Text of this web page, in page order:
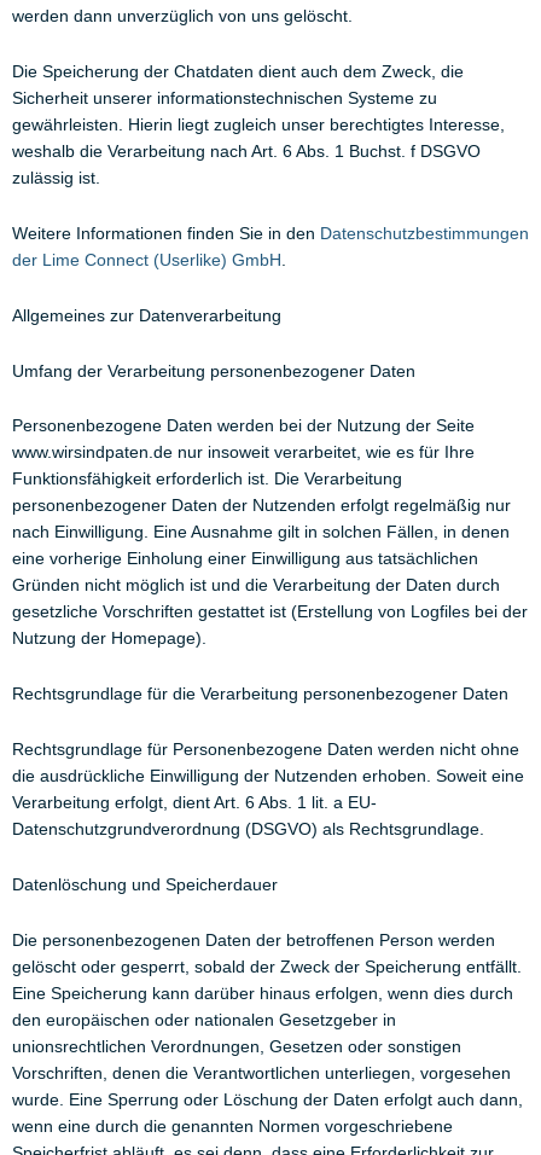
werden dann unverzüglich von uns gelöscht.
Die Speicherung der Chatdaten dient auch dem Zweck, die
Sicherheit unserer informationstechnischen Systeme zu
gewährleisten. Hierin liegt zugleich unser berechtigtes Interesse,
weshalb die Verarbeitung nach Art. 6 Abs. 1 Buchst. f DSGVO
zulässig ist.
Weitere Informationen finden Sie in den Datenschutzbestimmungen
der Lime Connect (Userlike) GmbH
Allgemeines zur Datenverarbeitung
Umfang der Verarbeitung personenbezogener Daten
Personenbezogene Daten werden bei der Nutzung der Seite
www.wirsindpaten.de nur insoweit verarbeitet, wie es für Ihre
Funktionsfähigkeit erforderlich ist. Die Verarbeitung
personenbezogener Daten der Nutzenden erfolgt regelmäßig nur
nach Einwilligung. Eine Ausnahme gilt in solchen Fällen, in denen
eine vorherige Einholung einer Einwilligung aus tatsächlichen
Gründen nicht möglich ist und die Verarbeitung der Daten durch
gesetzliche Vorschriften gestattet ist (Erstellung von Logfiles bei der
Nutzung der Homepage).
Rechtsgrundlage für die Verarbeitung personenbezogener Daten
Rechtsgrundlage für Personenbezogene Daten werden nicht ohne
die ausdrückliche Einwilligung der Nutzenden erhoben. Soweit eine
Verarbeitung erfolgt, dient Art. 6 Abs. 1 lit. a EU-
Datenschutzgrundverordnung (DSGVO) als Rechtsgrundlage.
Datenlöschung und Speicherdauer
Die personenbezogenen Daten der betroffenen Person werden
gelöscht oder gesperrt, sobald der Zweck der Speicherung entfällt.
Eine Speicherung kann darüber hinaus erfolgen, wenn dies durch
den europäischen oder nationalen Gesetzgeber in
unionsrechtlichen Verordnungen, Gesetzen oder sonstigen
Vorschriften, denen die Verantwortlichen unterliegen, vorgesehen
wurde. Eine Sperrung oder Löschung der Daten erfolgt auch dann,
wenn eine durch die genannten Normen vorgeschriebene